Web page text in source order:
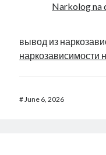
Narkolog na
вывод из
наркозависимости
#June 6, 2026